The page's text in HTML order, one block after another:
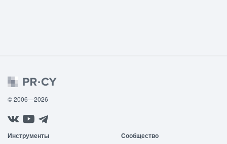
© 2006—2026
Инструменты Сообщество